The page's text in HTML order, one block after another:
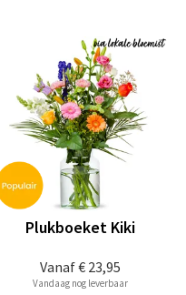
Vanaf€ 23,95
Plukboeket Kiki
Vandaag nog leverbaar